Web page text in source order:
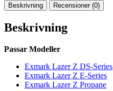
Beskrivning Recensioner (0)
Beskrivning
Passar Modeller
Exmark Lazer Z DS-Series
Exmark Lazer Z E-Series
Exmark Lazer Z Propane